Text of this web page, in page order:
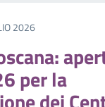
2026
per la